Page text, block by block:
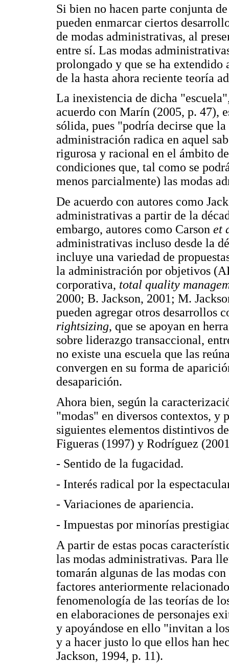
Si bien no hacen parte conjunta
pueden enmarcar ciertos
de modas administrativas, al
entre sí. Las modas
prolongado y que se ha
de la hasta ahora reciente teoría
La inexistencia de dicha
acuerdo con Marín (2005, p. 47),
sólida, pues "podría decirse que
administración radica en aquel
rigurosa y racional en el ámbito
condiciones que, tal como se
menos parcialmente) las modas
De acuerdo con autores como
administrativas a partir de la
embargo, autores como Carson et
administrativas incluso desde la
incluye una variedad de
la administración por objetivos
corporativa, total quality
2000; B. Jackson, 2001; M.
pueden agregar otros desarrollos
rightsizing, que se apoyan en
sobre liderazgo transaccional,
no existe una escuela que las
convergen en su forma de
desaparición.
Ahora bien, según la
"modas" en diversos contextos, y
siguientes elementos distintivos
Figueras (1997) y Rodríguez
- Sentido de la fugacidad.
- Interés radical por la
- Variaciones de apariencia.
- Impuestas por minorías
A partir de estas pocas
las modas administrativas. Para
tomarán algunas de las modas
factores anteriormente
fenomenología de las teorías de
en elaboraciones de personajes
y apoyándose en ello "invitan a
y a hacer justo lo que ellos han
Jackson, 1994, p. 11).